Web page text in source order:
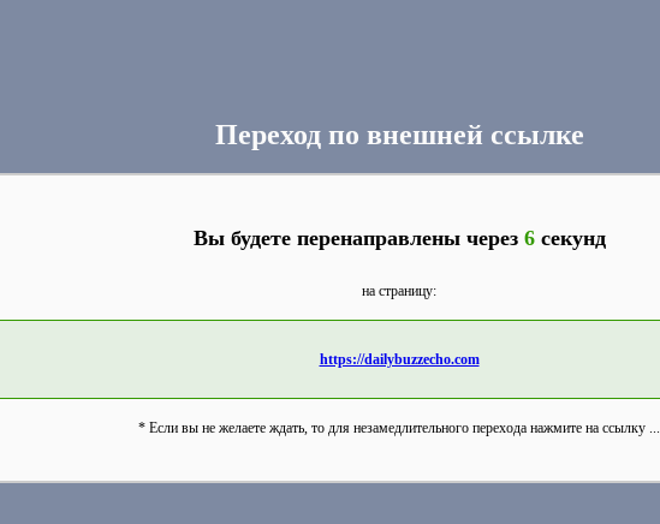
Переход по внешней ссылке
Вы будете перенаправлены через 6секунд
на страницу:
https://dailybuzzecho.com
* Если вы не желаете ждать, то для незамедлительного перехода нажмите на ссылку ...